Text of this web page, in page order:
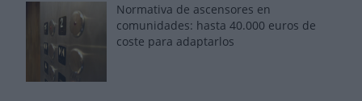
Normativa de ascensores en
comunidades: hasta 40.000 euros de
coste para adaptarlos